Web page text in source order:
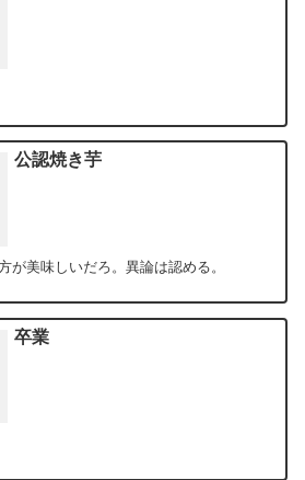
公認焼き芋
が美味しいだろ。異論は認める。
卒業